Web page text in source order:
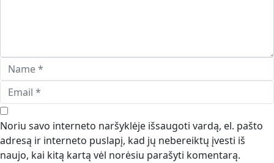
Noriu savo interneto naršyklėje išsaugoti vardą, el. pašto
adresą ir interneto puslapį, kad jų nebereiktų įvesti iš
naujo, kai kitą kartą vėl norėsiu parašyti komentarą.